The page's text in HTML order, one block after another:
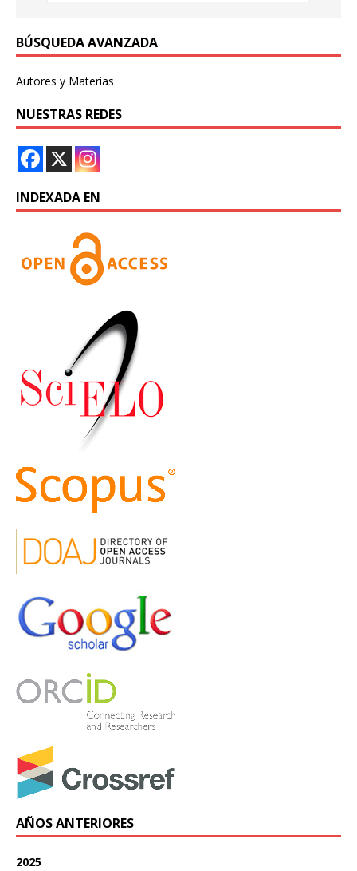
BÚSQUEDA AVANZADA
Autores y Materias
NUESTRAS REDES
INDEXADA EN
AÑOS ANTERIORES
2025